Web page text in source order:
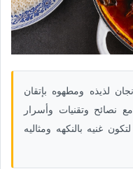
لذیذه ومطهوه بإتقان
وتقنیات وأسرار
غنیه بالنکهه ومثالیه